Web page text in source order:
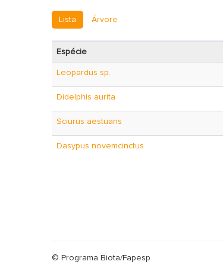
Lista Árvore
Espécie
Leopardus sp.
Didelphis aurita
Sciurus aestuans
Dasypus novemcinctus
© Programa Biota/Fapesp